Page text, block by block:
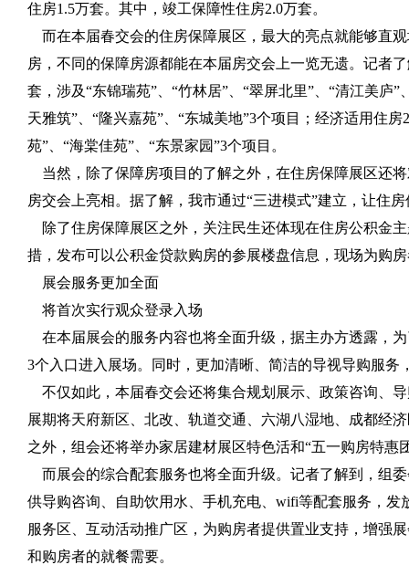
住房1.5万套。其中，竣工保障性住房2.0万套。
而在本届春交会的住房保障展区，最大的亮点就能够直
房，不同的保障房源都能在本届房交会上一览无遗。记者
套，涉及“东锦瑞苑”、“竹林居”、“翠屏北里”、“清江美庐
天雅筑”、“隆兴嘉苑”、“东城美地”3个项目；经济适用住
苑”、“海棠佳苑”、“东景家园”3个项目。
当然，除了保障房项目的了解之外，在住房保障展区还
房交会上亮相。据了解，我市通过“三进模式”建立，让住
除了住房保障展区之外，关注民生还体现在住房公积金
措，发布可以公积金贷款购房的参展楼盘信息，现场为购
展会服务更加全面
将首次实行观众登录入场
在本届展会的服务内容也将全面升级，据主办方透露，
3个入口进入展场。同时，更加清晰、简洁的导视导购服务
不仅如此，本届春交会还将集合规划展示、政策咨询、
展期将天府新区、北改、轨道交通、六湖八湿地、成都经
之外，组会还将举办家居建材展区特色活和“五一购房特
而展会的综合配套服务也将全面升级。记者了解到，组
供导购咨询、自助饮用水、手机充电、wifi等配套服务，
服务区、互动活动推广区，为购房者提供置业支持，增强
和购房者的就餐需要。